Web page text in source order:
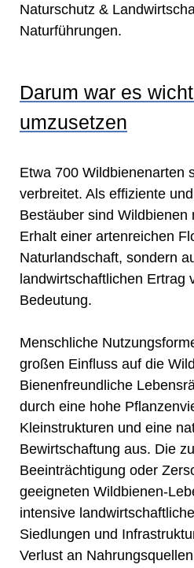
Naturschutz &
Naturführungen.
Darum war es
umzusetzen
Etwa 700 Wildbienenarten
verbreitet. Als effiziente
Bestäuber sind Wildbienen
Erhalt einer artenreichen
Naturlandschaft, sondern
landwirtschaftlichen Ertrag
Bedeutung.
Menschliche
großen Einfluss auf die
Bienenfreundliche
durch eine hohe
Kleinstrukturen und eine
Bewirtschaftung aus. Die
Beeinträchtigung oder
geeigneten Wildbienen-
intensive
Siedlungen und
Verlust an